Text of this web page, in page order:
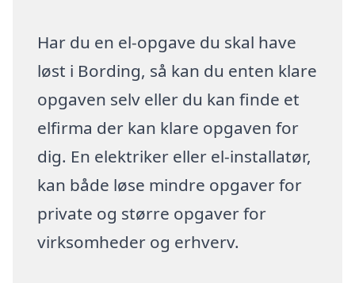
Har du en el-opgave du skal have
løst i Bording, så kan du enten klare
opgaven selv eller du kan finde et
elfirma der kan klare opgaven for
dig. En elektriker eller el-installatør,
kan både løse mindre opgaver for
private og større opgaver for
virksomheder og erhverv.